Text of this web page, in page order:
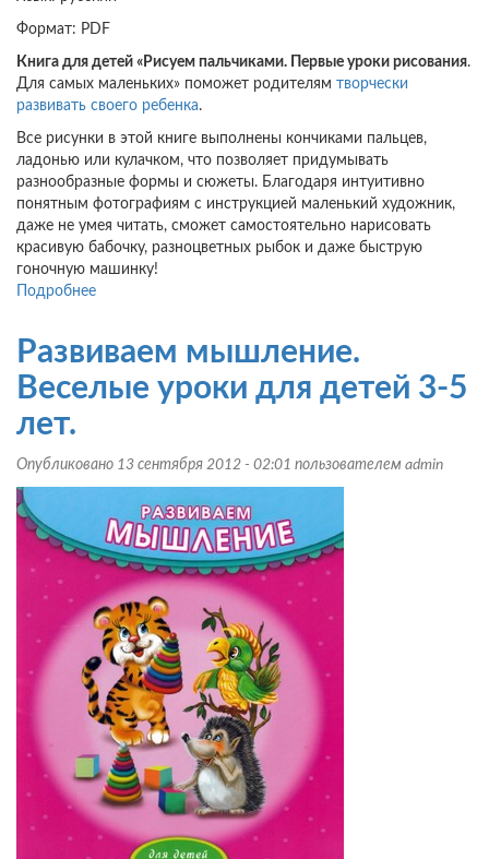
Формат: PDF
Книга для детей «Рисуем пальчиками. Первые уроки рисования.
Для самых маленьких» поможет родителям творчески
развивать своего ребенка.
Все рисунки в этой книге выполнены кончиками пальцев,
ладонью или кулачком, что позволяет придумывать
разнообразные формы и сюжеты. Благодаря интуитивно
понятным фотографиям с инструкцией маленький художник,
даже не умея читать, сможет самостоятельно нарисовать
красивую бабочку, разноцветных рыбок и даже быструю
гоночную машинку!
Подробнее
Первые
уроки
рисования.
маленьких.
Развиваем мышление.
Веселые уроки для детей 3-5
лет.
Опубликовано 13 сентября 2012 - 02:01 пользователем admin